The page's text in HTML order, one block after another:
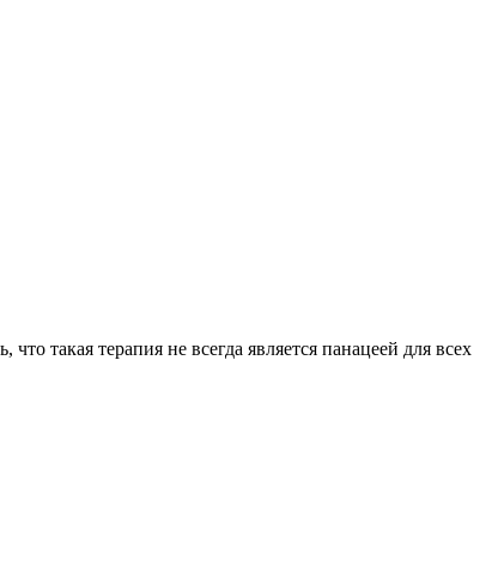
такая терапия не всегда является панацеей для всех